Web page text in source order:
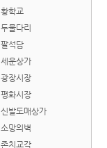
황학교
두물다리
팔석담
세운상가
광장시장
평화시장
신발도매상가
소망의벽
존치교각